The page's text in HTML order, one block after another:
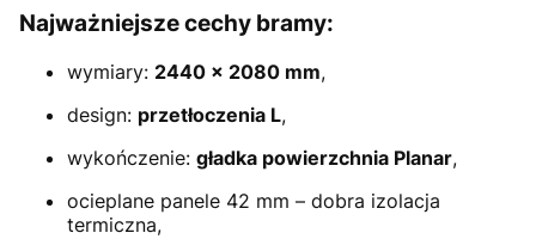
Najważniejsze cechy bramy:
wymiary: 2440 × 2080 mm,
design: przetłoczenia L,
wykończenie: gładka powierzchnia Planar,
ocieplane panele 42 mm – dobra izolacja
termiczna,